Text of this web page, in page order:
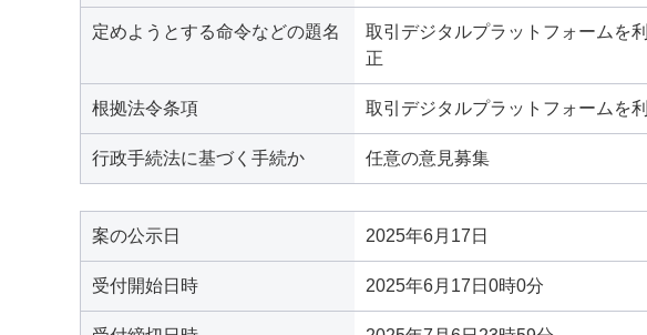
定めようとする命令などの題名
取引デジタルプラットフォームを
正
根拠法令条項 取引デジタルプラットフォームを
行政手続法に基づく手続か 任意の意見募集
案の公示日 2025年6月17日
受付開始日時 2025年6月17日0時0分